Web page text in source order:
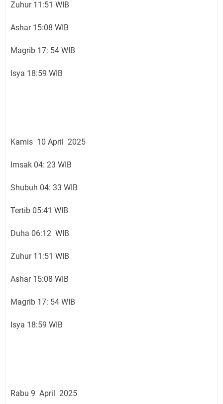
Zuhur 11:51 WIB
Ashar 15:08 WIB
Magrib 17: 54 WIB
Isya 18:59 WIB
Kamis 10 April 2025
Imsak 04: 23 WIB
Shubuh 04: 33 WIB
Tertib 05:41 WIB
Duha 06:12 WIB
Zuhur 11:51 WIB
Ashar 15:08 WIB
Magrib 17: 54 WIB
Isya 18:59 WIB
Rabu 9 April 2025